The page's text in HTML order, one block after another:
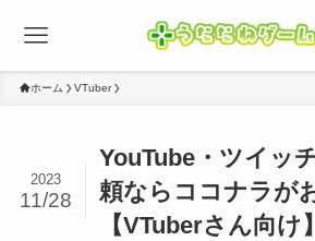
ホーム VTuber
YouTube・ツイッ
頼ならココナラが
【VTuberさん向け】
2023
11/28